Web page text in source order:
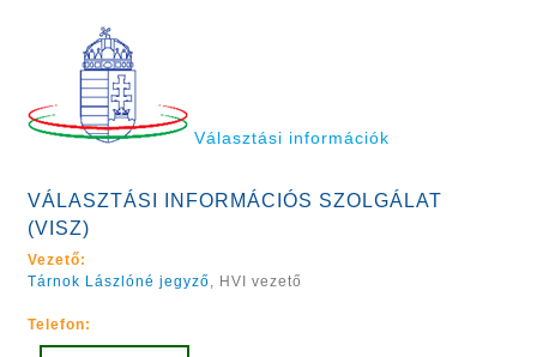
Választási információk
VÁLASZTÁSI INFORMÁCIÓS SZOLGÁLAT
(VISZ)
Vezető:
Tárnok Lászlóné jegyző , HVI vezető
Telefon: